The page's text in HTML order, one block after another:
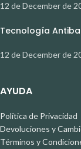
12 de December de
Tecnología
12 de December de
AYUDA
Política de Privacidad
Devoluciones y
Términos y